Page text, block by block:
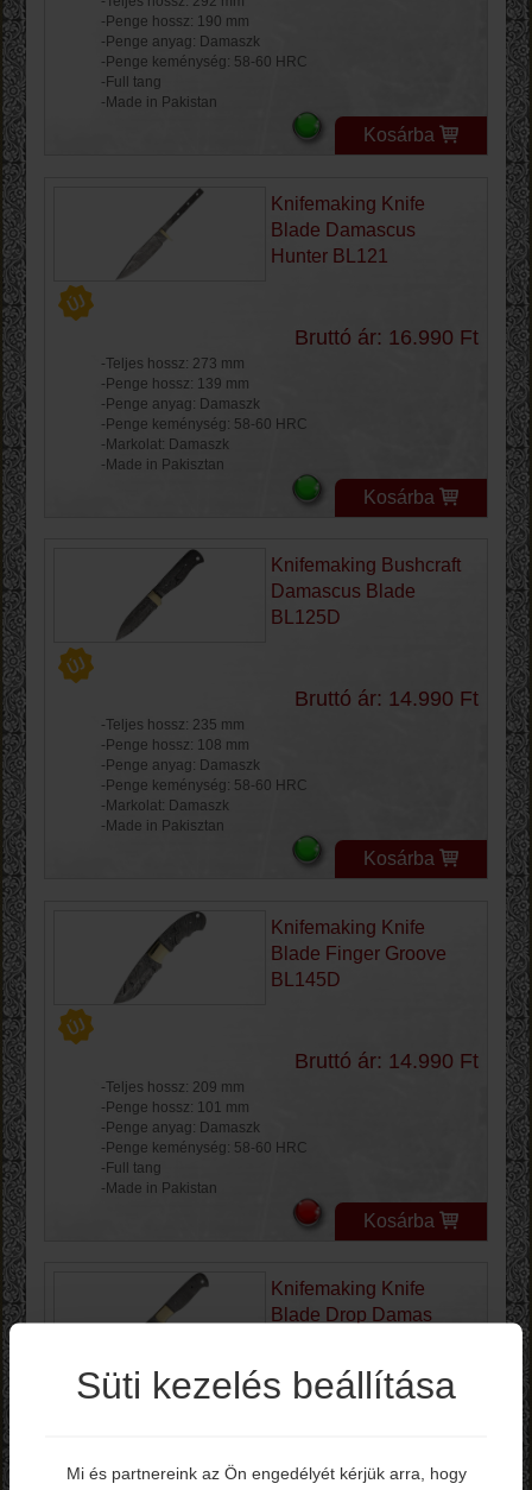
-Penge hossz: 190 mm
-Penge anyag: Damaszk
-Penge keménység: 58-60 HRC
-Full tang
-Made in Pakistan
Kosárba
Knifemaking Knife
Blade Damascus
Hunter BL121
Bruttó ár: 16.990 Ft
-Teljes hossz: 273 mm
-Penge hossz: 139 mm
-Penge anyag: Damaszk
-Penge keménység: 58-60 HRC
-Markolat: Damaszk
-Made in Pakisztan
Kosárba
Knifemaking Bushcraft
Damascus Blade
BL125D
Bruttó ár: 14.990 Ft
-Teljes hossz: 235 mm
-Penge hossz: 108 mm
-Penge anyag: Damaszk
-Penge keménység: 58-60 HRC
-Markolat: Damaszk
-Made in Pakisztan
Kosárba
Knifemaking Knife
Blade Finger Groove
BL145D
Bruttó ár: 14.990 Ft
-Teljes hossz: 209 mm
-Penge hossz: 101 mm
-Penge anyag: Damaszk
-Penge keménység: 58-60 HRC
-Full tang
-Made in Pakistan
Kosárba
Knifemaking Knife
Blade Drop Damas
-Penge hossz: 120 mm
Süti kezelés beállítása
Mi és partnereink az Ön engedélyét kérjük arra, hogy